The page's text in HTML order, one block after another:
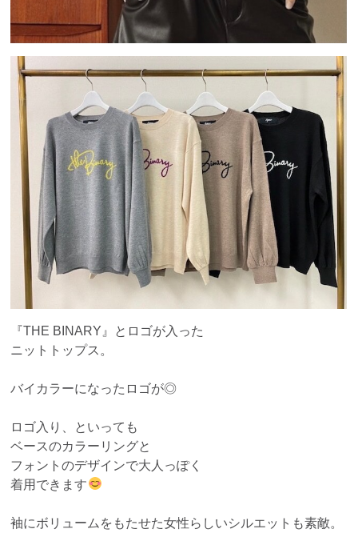
『THE BINARY』とロゴが入った
ニットトップス。
バイカラーになったロゴが◎
ロゴ入り、といっても
ベースのカラーリングと
フォントのデザインで大人っぽく
着用できます
袖にボリュームをもたせた女性らしいシルエットも素敵。